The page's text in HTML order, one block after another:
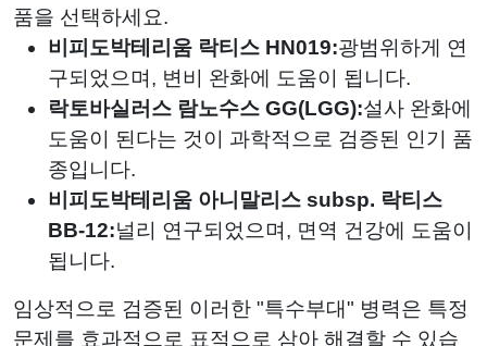
품을 선택하세요.
비피도박테리움 락티스 HN019:광범위하게 연
구되었으며, 변비 완화에 도움이 됩니다.
락토바실러스 람노수스 GG(LGG):설사 완화에
도움이 된다는 것이 과학적으로 검증된 인기 품
종입니다.
비피도박테리움 아니말리스 subsp. 락티스
BB-12:널리 연구되었으며, 면역 건강에 도움이
됩니다.
임상적으로 검증된 이러한 "특수부대" 병력은 특정
문제를 효과적으로 표적으로 삼아 해결할 수 있습